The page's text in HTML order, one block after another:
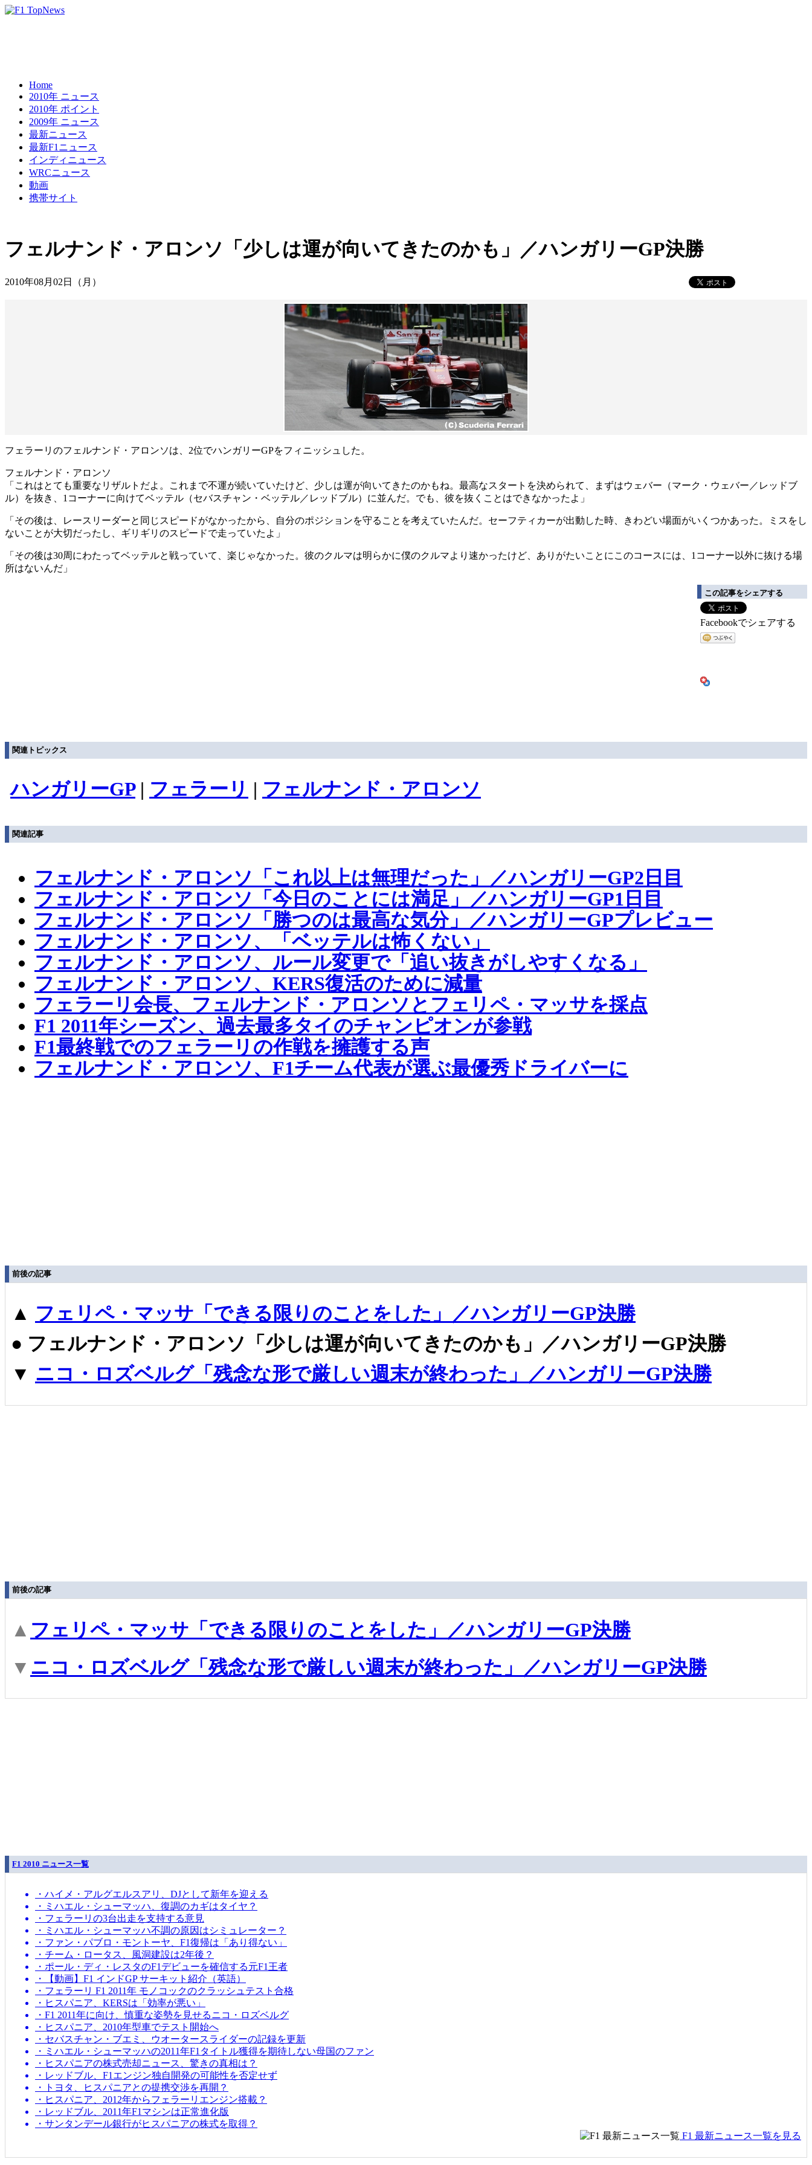
Home
2010年 ニュース
2010年 ポイント
2009年 ニュース
最新ニュース
最新F1ニュース
インディニュース
WRCニュース
動画
携帯サイト
フェルナンド・アロンソ「少しは運が向いてきたのかも」／ハンガリーGP決勝
2010年08月02日（月）
フェラーリのフェルナンド・アロンソは、2位でハンガリーGPをフィニッシュした。
フェルナンド・アロンソ
「これはとても重要なリザルトだよ。これまで不運が続いていたけど、少しは運が向いてきたのかもね。最高なスタートを決められて、まずはウェバー（マーク・ウェバー／レッドブ
ル）を抜き、1コーナーに向けてベッテル（セバスチャン・ベッテル／レッドブル）に並んだ。でも、彼を抜くことはできなかったよ」
「その後は、レースリーダーと同じスピードがなかったから、自分のポジションを守ることを考えていたんだ。セーフティカーが出動した時、きわどい場面がいくつかあった。ミスをし
ないことが大切だったし、ギリギリのスピードで走っていたよ」
「その後は30周にわたってベッテルと戦っていて、楽じゃなかった。彼のクルマは明らかに僕のクルマより速かったけど、ありがたいことにこのコースには、1コーナー以外に抜ける場
所はないんだ」
この記事をシェアする
Facebookでシェアする
関連トピックス
ハンガリーGP| フェラーリ | フェルナンド・アロンソ
関連記事
フェルナンド・アロンソ「これ以上は無理だった」／ハンガリーGP2日目
フェルナンド・アロンソ「今日のことには満足」／ハンガリーGP1日目
フェルナンド・アロンソ「勝つのは最高な気分」／ハンガリーGPプレビュー
フェルナンド・アロンソ、「ベッテルは怖くない」
フェルナンド・アロンソ、ルール変更で「追い抜きがしやすくなる」
フェルナンド・アロンソ、KERS復活のために減量
フェラーリ会長、フェルナンド・アロンソとフェリペ・マッサを採点
F1 2011年シーズン、過去最多タイのチャンピオンが参戦
F1最終戦でのフェラーリの作戦を擁護する声
フェルナンド・アロンソ、F1チーム代表が選ぶ最優秀ドライバーに
前後の記事
▲ フェリペ・マッサ「できる限りのことをした」／ハンガリーGP決勝
● フェルナンド・アロンソ「少しは運が向いてきたのかも」／ハンガリーGP決勝
▼ ニコ・ロズベルグ「残念な形で厳しい週末が終わった」／ハンガリーGP決勝
前後の記事
▲ フェリペ・マッサ「できる限りのことをした」／ハンガリーGP決勝
▼ ニコ・ロズベルグ「残念な形で厳しい週末が終わった」／ハンガリーGP決勝
F1 2010 ニュース一覧
・ハイメ・アルグエルスアリ、DJとして新年を迎える
・ミハエル・シューマッハ、復調のカギはタイヤ？
・フェラーリの3台出走を支持する意見
・ミハエル・シューマッハ不調の原因はシミュレーター？
・ファン・パブロ・モントーヤ、F1復帰は「あり得ない」
・チーム・ロータス、風洞建設は2年後？
・ポール・ディ・レスタのF1デビューを確信する元F1王者
・【動画】F1 インドGP サーキット紹介（英語）
・フェラーリ F1 2011年 モノコックのクラッシュテスト合格
・ヒスパニア、KERSは「効率が悪い」
・F1 2011年に向け、慎重な姿勢を見せるニコ・ロズベルグ
・ヒスパニア、2010年型車でテスト開始へ
・セバスチャン・ブエミ、ウオータースライダーの記録を更新
・ミハエル・シューマッハの2011年F1タイトル獲得を期待しない母国のファン
・ヒスパニアの株式売却ニュース、驚きの真相は？
・レッドブル、F1エンジン独自開発の可能性を否定せず
・トヨタ、ヒスパニアとの提携交渉を再開？
・ヒスパニア、2012年からフェラーリエンジン搭載？
・レッドブル、2011年F1マシンは正常進化版
・サンタンデール銀行がヒスパニアの株式を取得？
F1 最新ニュース一覧を見る